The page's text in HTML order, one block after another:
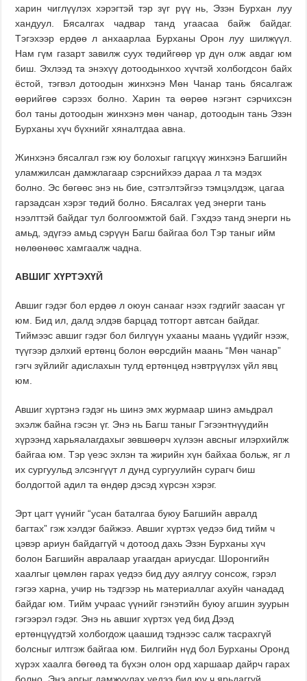
харин чиглүүлэх хэрэгтэй тэр зүг рүү нь, Эзэн Бурхан луу
хандуул. Бясалгах чадвар танд угаасаа байж байдаг.
Тэгэхээр ердөө л анхаарлаа Бурханы Орон луу шилжүүл.
Нам гүм газарт завилж суух төдийгөөр үр дүн олж авдаг юм
биш. Эхлээд та энэхүү дотоодынхоо хүчтэй холбогдсон байх
ёстой, тэгвэл дотоодын жинхэнэ Мөн Чанар тань бясалгаж
өөрийгөө сэрээх болно. Харин та өөрөө нэгэнт сэрчихсэн
бол таны дотоодын жинхэнэ мөн чанар, дотоодын тань Эзэн
Бурханы хүч бүхнийг хяналтдаа авна.
Жинхэнэ бясалгал гэж юу болохыг гагцхүү жинхэнэ Багшийн
уламжилсан дамжлагаар сэрснийхээ дараа л та мэдэх
болно. Эс бөгөөс энэ нь бие, сэтгэлтэйгээ тэмцэлдэж, цагаа
гарзадсан хэрэг төдий болно. Бясалгах үед энерги тань
нээлттэй байдаг тул болгоомжтой бай. Гэхдээ танд энерги нь
амьд, эдүгээ амьд сэрүүн Багш байгаа бол Тэр таныг ийм
нөлөөнөөс хамгаалж чадна.
АВШИГ ХҮРТЭХҮЙ
Авшиг гэдэг бол ердөө л оюун санааг нээх гэдгийг заасан үг
юм. Бид ил, далд элдэв барцад тотгорт автсан байдаг.
Тиймээс авшиг гэдэг бол билгүүн ухааны маань үүдийг нээж,
түүгээр дэлхий ертөнц болон өөрсдийн маань “Мөн чанар”
гэгч зүйлийг адислахын тулд ертөнцөд нэвтрүүлэх үйл явц
юм.
Авшиг хүртэнэ гэдэг нь шинэ эмх журмаар шинэ амьдрал
эхэлж байна гэсэн үг. Энэ нь Багш таныг Гэгээнтнүүдийн
хүрээнд харьяалагдахыг зөвшөөрч хүлээн авсныг илэрхийлж
байгаа юм. Тэр үеэс эхлэн та жирийн хүн байхаа больж, яг л
их сургуульд элсэнгүүт л дунд сургуулийн сурагч биш
болдогтой адил та өндөр дэсэд хүрсэн хэрэг.
Эрт цагт үүнийг “усан баталгаа буюу Багшийн авралд
багтах” гэж хэлдэг байжээ. Авшиг хүртэх үедээ бид тийм ч
цэвэр ариун байдаггүй ч дотоод дахь Эзэн Бурханы хүч
болон Багшийн авралаар угаагдан ариусдаг. Шоронгийн
хаалгыг цөмлөн гарах үедээ бид дуу аялгуу сонсож, гэрэл
гэгээ харна, учир нь тэдгээр нь материаллаг ахуйн чанадад
байдаг юм. Тийм учраас үүнийг гэнэтийн буюу агшин зуурын
гэгээрэл гэдэг. Энэ нь авшиг хүртэх үед бид Дээд
ертөнцүүдтэй холбогдож цаашид тэднээс салж тасрахгүй
болсныг илтгэж байгаа юм. Билгийн нүд бол Бурханы Оронд
хүрэх хаалга бөгөөд та бүхэн олон орд харшаар дайрч гарах